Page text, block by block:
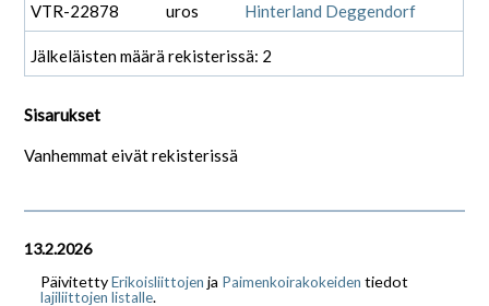
VTR-22878
uros Hinterland Deggendorf
Jälkeläisten määrä rekisterissä: 2
Sisarukset
Vanhemmat eivät rekisterissä
13.2.2026
PäivitettyErikoisliittojen ja Paimenkoirakokeiden tiedot
lajiliittojen listalle.